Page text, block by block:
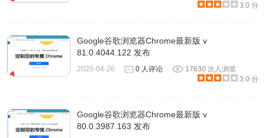
3.0 分
Google谷歌浏览器Chrome最新版 v
81.0.4044.122 发布
2020-04-26 0 人评论
17630 次人浏览
3.0 分
Google谷歌浏览器Chrome最新版 v
80.0.3987.163 发布